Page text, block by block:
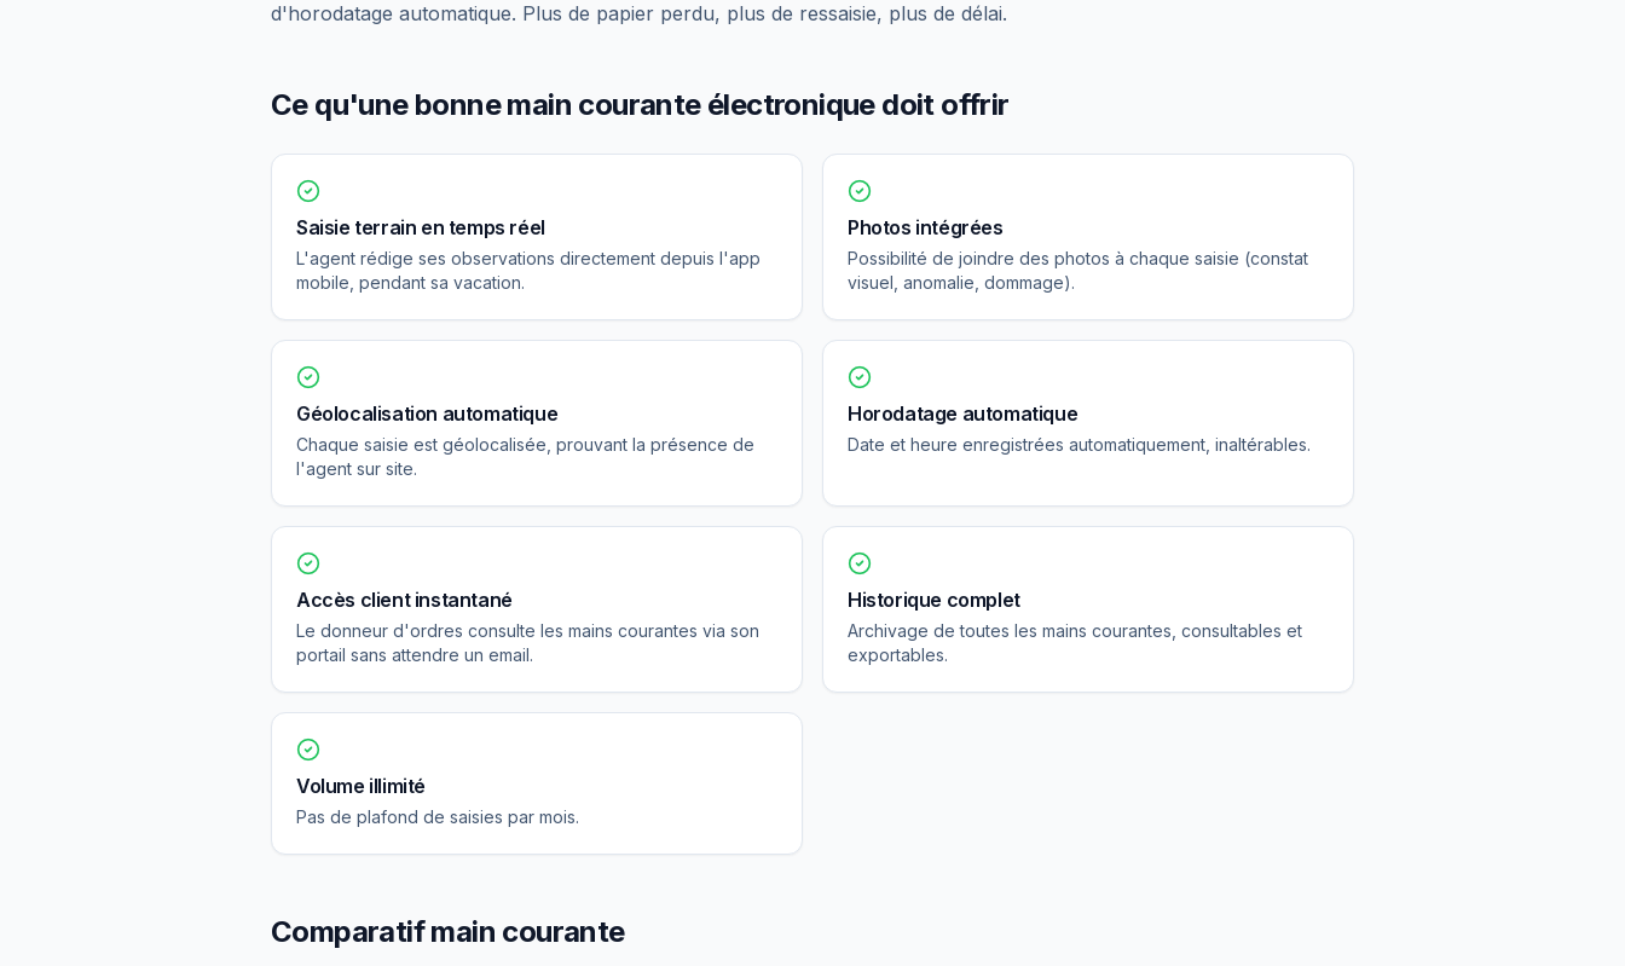
d'horodatage automatique. Plus de papier perdu, plus de ressaisie, plus de délai.
Ce qu'une bonne main courante électronique doit offrir
Saisie terrain en temps réel
L'agent rédige ses observations directement depuis l'app
mobile, pendant sa vacation.
Photos intégrées
Possibilité de joindre des photos à chaque saisie (constat
visuel, anomalie, dommage).
Géolocalisation automatique
Chaque saisie est géolocalisée, prouvant la présence de
l'agent sur site.
Horodatage automatique
Date et heure enregistrées automatiquement, inaltérables.
Accès client instantané
Le donneur d'ordres consulte les mains courantes via son
portail sans attendre un email.
Historique complet
Archivage de toutes les mains courantes, consultables et
exportables.
Volume illimité
Pas de plafond de saisies par mois.
Comparatif main courante